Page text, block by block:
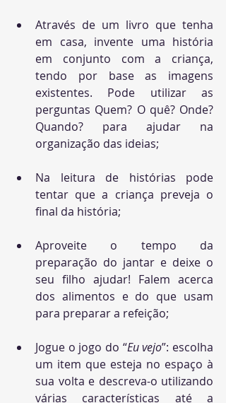
Através de um livro que tenha
em casa, invente uma história
em conjunto com a criança,
tendo por base as imagens
existentes. Pode utilizar as
perguntas Quem? O quê? Onde?
Quando? para ajudar na
organização das ideias;
Na leitura de histórias pode
tentar que a criança preveja o
final da história;
Aproveite o tempo da
preparação do jantar e deixe o
seu filho ajudar! Falem acerca
dos alimentos e do que usam
para preparar a refeição;
Jogue o jogo do “Eu vejo”: escolha
um item que esteja no espaço à
sua volta e descreva-o utilizando
várias características até a